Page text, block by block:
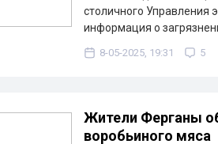
столичного Управления
информация о
8-05-2025, 19:31 5
Жители Ферганы
воробьиного мяса